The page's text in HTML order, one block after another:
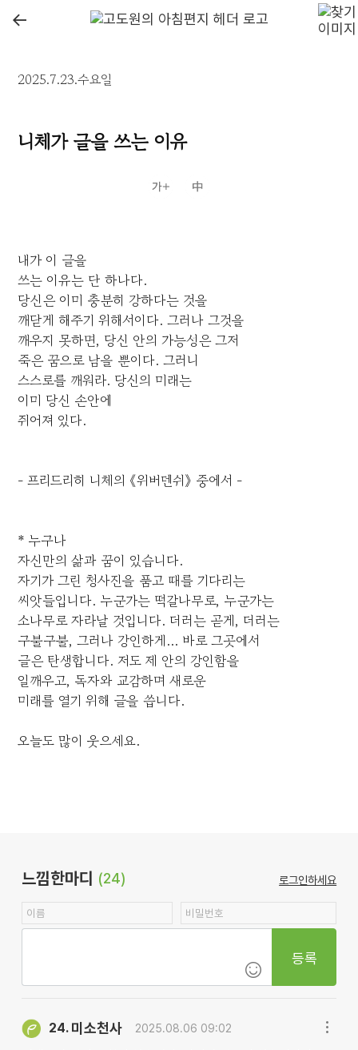
←
2025.7.23.수요일
니체가 글을 쓰는 이유
내가 이 글을
쓰는 이유는 단 하나다.
당신은 이미 충분히 강하다는 것을
깨닫게 해주기 위해서이다. 그러나 그것을
깨우지 못하면, 당신 안의 가능성은 그저
죽은 꿈으로 남을 뿐이다. 그러니
스스로를 깨워라. 당신의 미래는
이미 당신 손안에
쥐어져 있다.
- 프리드리히 니체의 《위버멘쉬》 중에서 -
* 누구나
자신만의 삶과 꿈이 있습니다.
자기가 그린 청사진을 품고 때를 기다리는
씨앗들입니다. 누군가는 떡갈나무로, 누군가는
소나무로 자라날 것입니다. 더러는 곧게, 더러는
구불구불, 그러나 강인하게... 바로 그곳에서
글은 탄생합니다. 저도 제 안의 강인함을
일깨우고, 독자와 교감하며 새로운
미래를 열기 위해 글을 씁니다.
오늘도 많이 웃으세요.
느낌한마디 (24) 로그인하세요
등록
24. 미소천사 2025.08.06 09:02